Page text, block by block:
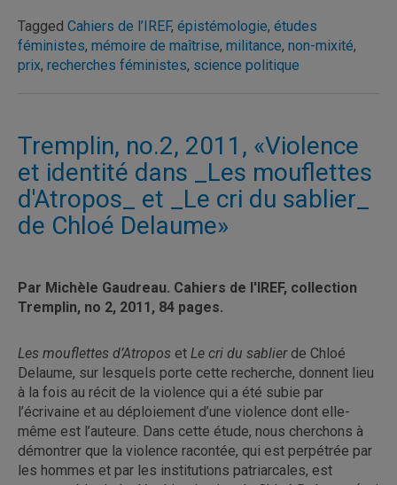
Tagged Cahiers de l’IREF, épistémologie, études
féministes, mémoire de maîtrise, militance, non-mixité,
prix, recherches féministes, science politique
Tremplin, no.2, 2011, «Violence
et identité dans _Les mouflettes
d'Atropos_ et _Le cri du sablier_
de Chloé Delaume»
Par Michèle Gaudreau. Cahiers de l'IREF, collection
Tremplin, no 2, 2011, 84 pages.
Les mouflettes d’Atropos et Le cri du sablierde Chloé
Delaume, sur lesquels porte cette recherche, donnent lieu
à la fois au récit de la violence qui a été subie par
l’écrivaine et au déploiement d’une violence dont elle-
même est l’auteure. Dans cette étude, nous cherchons à
démontrer que la violence racontée, qui est perpétrée par
les hommes et par les institutions patriarcales, est